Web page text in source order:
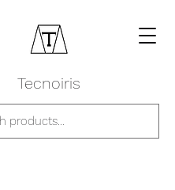
Tecnoiris